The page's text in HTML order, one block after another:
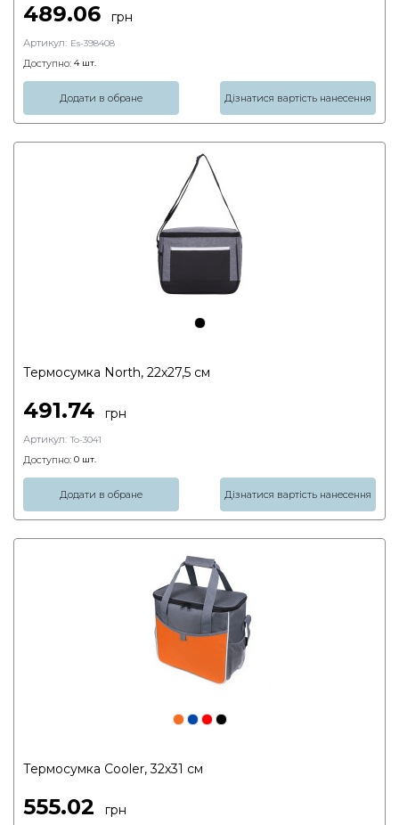
489.06 грн
Артикул: Es-398408
Доступно: 4 шт.
Додати в обране Дізнатися вартість нанесення
Термосумка North, 22х27,5 см
491.74 грн
Артикул: To-3041
Доступно: 0 шт.
Додати в обране Дізнатися вартість нанесення
Термосумка Cooler, 32х31 см
555.02 грн